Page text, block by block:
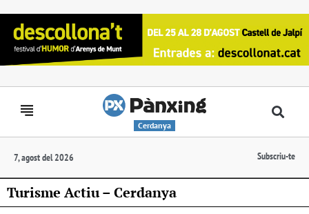
Cerdanya
7, agost del 2026 Subscriu-te
Turisme Actiu – Cerdanya